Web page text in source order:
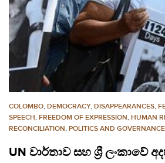
COLOMBO, DEMOCRACY, DISAPPEARANCES,
SPEECH, FREEDOM OF EXPRESSION, HUMAN
RECONCILIATION, POLITICS AND GOVERNANCE
UN වාර්තාව සහ ශ්‍රී ලංකාවේ